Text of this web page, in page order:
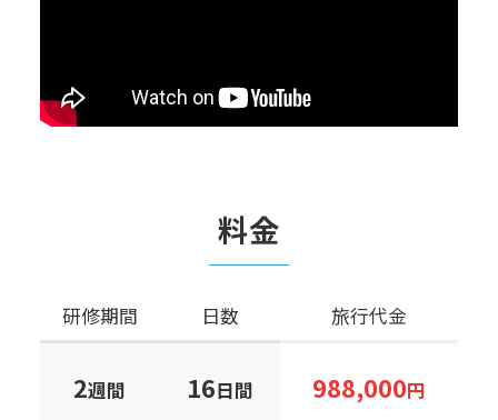
料金
研修期間 日数 旅行代金
2週間 16日間 988,000円